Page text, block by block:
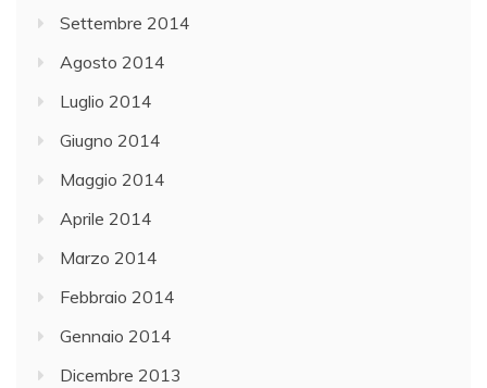
Settembre 2014
Agosto 2014
Luglio 2014
Giugno 2014
Maggio 2014
Aprile 2014
Marzo 2014
Febbraio 2014
Gennaio 2014
Dicembre 2013